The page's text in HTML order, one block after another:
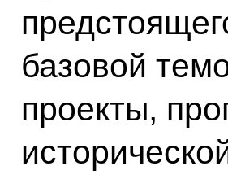
базовой
проекты,